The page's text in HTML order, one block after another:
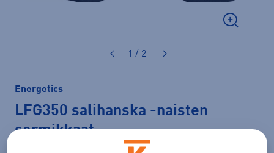
1 / 2
Energetics
LFG350 salihanska -naisten
sormikkaat